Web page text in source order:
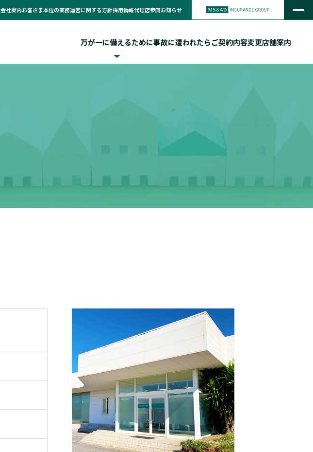
会社案内お客さま本位の業務運営に関する方針採用情報代理店参画お知らせ
万が一に備えるために事故に遭われたらご契約内容変更店舗案内